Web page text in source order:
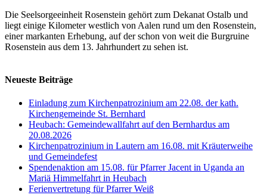
Die Seelsorgeeinheit Rosenstein gehört zum Dekanat Ostalb und
liegt einige Kilometer westlich von Aalen rund um den Rosenstein,
einer markanten Erhebung, auf der schon von weit die Burgruine
Rosenstein aus dem 13. Jahrhundert zu sehen ist.
Neueste Beiträge
Einladung zum Kirchenpatrozinium am 22.08. der kath.
Kirchengemeinde St. Bernhard
Heubach: Gemeindewallfahrt auf den Bernhardus am
20.08.2026
Kirchenpatrozinium in Lautern am 16.08. mit Kräuterweihe
und Gemeindefest
Spendenaktion am 15.08. für Pfarrer Jacent in Uganda an
Mariä Himmelfahrt in Heubach
Ferienvertretung für Pfarrer Weiß